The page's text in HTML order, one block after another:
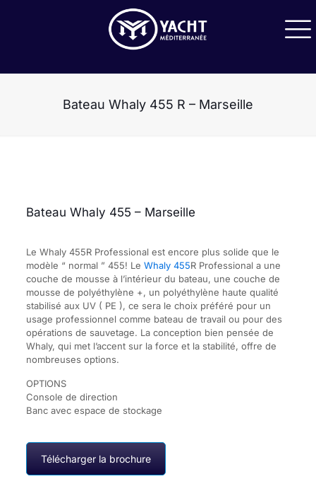
Bateau Whaly 455 R – Marseille
Bateau Whaly 455 – Marseille
Le Whaly 455R Professional est encore plus solide que le
modèle “ normal ” 455! Le Whaly 455R Professional a une
couche de mousse à l’intérieur du bateau, une couche de
mousse de polyéthylène +, un polyéthylène haute qualité
stabilisé aux UV ( PE ), ce sera le choix préféré pour un
usage professionnel comme bateau de travail ou pour des
opérations de sauvetage. La conception bien pensée de
Whaly, qui met l’accent sur la force et la stabilité, offre de
nombreuses options.
OPTIONS
Console de direction
Banc avec espace de stockage
Télécharger la brochure